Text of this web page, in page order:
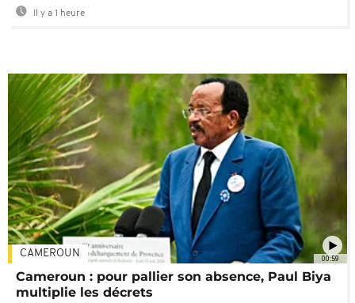
Il y a 1 heure
00:59
CAMEROUN
Cameroun : pour pallier son absence, Paul Biya
multiplie les décrets